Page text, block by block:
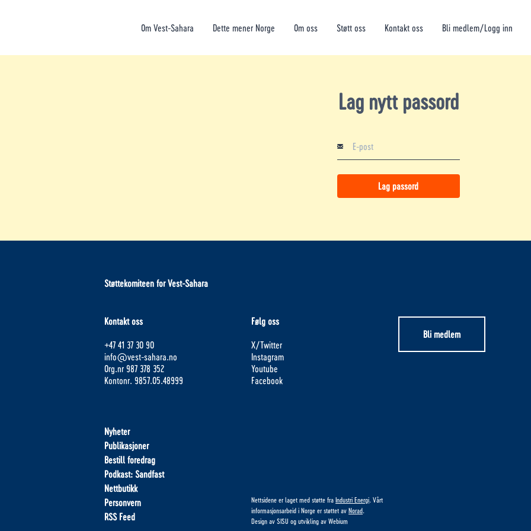
Om Vest-Sahara Dette mener Norge Om oss Støtt oss Kontakt oss Bli medlem/Logg inn
Lag nytt passord
Lag passord
Støttekomiteen for Vest-Sahara
Kontakt oss
+47 41 37 30 90
info@vest-sahara.no
Org.nr 987 378 352
Kontonr. 9857.05.48999
Følg oss
X/Twitter
Instagram
Youtube
Facebook
Bli medlem
Nyheter
Publikasjoner
Bestill foredrag
Podkast: Sandfast
Nettbutikk
Personvern
RSS Feed
Nettsidene er laget med støtte fra Industri Energi. Vårt
informasjonsarbeid i Norge er støttet av Norad.
Design av SISU og utvikling av Webium